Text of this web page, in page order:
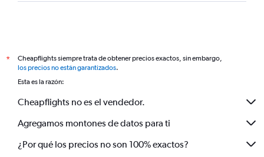
*
Cheapflights siempre trata de obtener precios exactos, sin embargo,
los precios no están garantizados.
Esta es la razón:
Cheapflights no es el vendedor.
Agregamos montones de datos para ti
¿Por qué los precios no son 100% exactos?